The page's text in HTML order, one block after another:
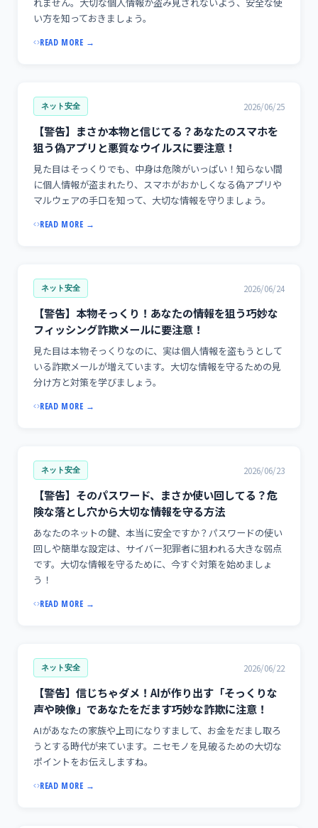
い方を知っておきましょう。
READ MORE →
ネット安全 2026/06/25
【警告】まさか本物と信じてる？あなたのスマホを
狙う偽アプリと悪質なウイルスに要注意！
見た目はそっくりでも、中身は危険がいっぱい！知らない間
に個人情報が盗まれたり、スマホがおかしくなる偽アプリや
マルウェアの手口を知って、大切な情報を守りましょう。
READ MORE →
ネット安全 2026/06/24
【警告】本物そっくり！あなたの情報を狙う巧妙な
フィッシング詐欺メールに要注意！
見た目は本物そっくりなのに、実は個人情報を盗もうとして
いる詐欺メールが増えています。大切な情報を守るための見
分け方と対策を学びましょう。
READ MORE →
ネット安全 2026/06/23
【警告】そのパスワード、まさか使い回してる？危
険な落とし穴から大切な情報を守る方法
あなたのネットの鍵、本当に安全ですか？パスワードの使い
回しや簡単な設定は、サイバー犯罪者に狙われる大きな弱点
です。大切な情報を守るために、今すぐ対策を始めましょ
う！
READ MORE →
ネット安全 2026/06/22
【警告】信じちゃダメ！AIが作り出す「そっくりな
声や映像」であなたをだます巧妙な詐欺に注意！
AIがあなたの家族や上司になりすまして、お金をだまし取ろ
うとする時代が来ています。ニセモノを見破るための大切な
ポイントをお伝えしますね。
READ MORE →